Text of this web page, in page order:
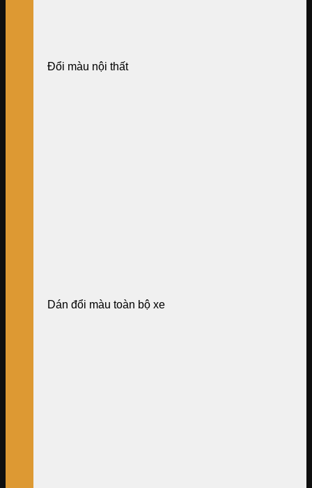
Đổi màu nội thất
Dán đổi màu toàn bộ xe